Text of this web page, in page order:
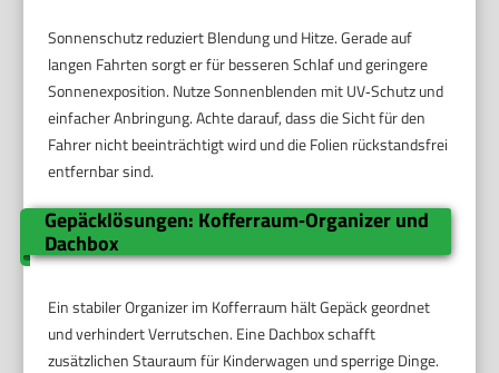
Sonnenschutz reduziert Blendung und Hitze. Gerade auf
langen Fahrten sorgt er für besseren Schlaf und geringere
Sonnenexposition. Nutze Sonnenblenden mit UV‑Schutz und
einfacher Anbringung. Achte darauf, dass die Sicht für den
Fahrer nicht beeinträchtigt wird und die Folien rückstandsfrei
entfernbar sind.
Gepäcklösungen: Kofferraum‑Organizer und
Dachbox
Ein stabiler Organizer im Kofferraum hält Gepäck geordnet
und verhindert Verrutschen. Eine Dachbox schafft
zusätzlichen Stauraum für Kinderwagen und sperrige Dinge.